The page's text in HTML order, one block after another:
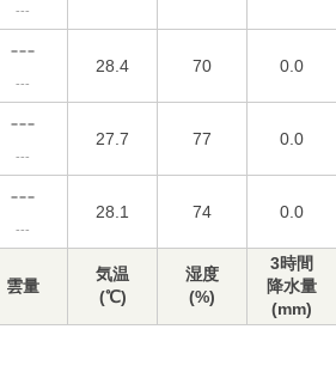
---
---
28.4 70 0.0
---
27.7 77 0.0
---
28.1 74 0.0
雲量
気温
(℃)
湿度
(%)
3時間
降水量
(mm)